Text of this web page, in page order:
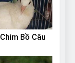
Bồ Câu